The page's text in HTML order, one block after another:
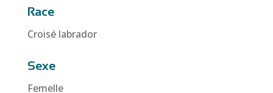
Race
Croisé labrador
Sexe
Femelle